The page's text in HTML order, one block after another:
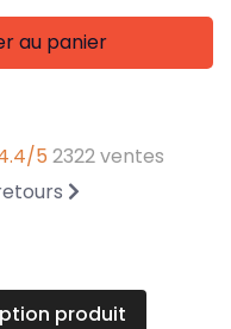
au panier
5 2322 ventes
produit